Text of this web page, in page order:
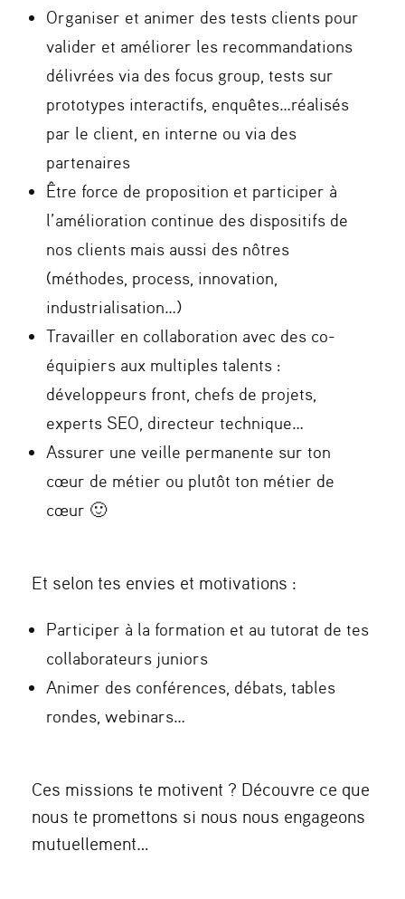
Organiser et animer des tests clients pour
valider et améliorer les recommandations
délivrées via des focus group, tests sur
prototypes interactifs, enquêtes…réalisés
par le client, en interne ou via des
partenaires
Être force de proposition et participer à
l’amélioration continue des dispositifs de
nos clients mais aussi des nôtres
(méthodes, process, innovation,
industrialisation…)
Travailler en collaboration avec des co-
équipiers aux multiples talents :
développeurs front, chefs de projets,
experts SEO, directeur technique…
Assurer une veille permanente sur ton
cœur de métier ou plutôt ton métier de
cœur 🙂
Et selon tes envies et motivations :
Participer à la formation et au tutorat de tes
collaborateurs juniors
Animer des conférences, débats, tables
rondes, webinars…
Ces missions te motivent ? Découvre ce que
nous te promettons si nous nous engageons
mutuellement…